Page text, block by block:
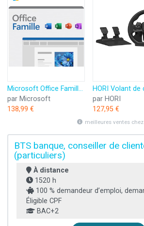
Microsoft Office Famille 2024 | Code d'activation envoyé par email
par Microsoft
138,99 €
par HORI
127,95 €
meilleures ventes
BTS banque, conseiller de
(particuliers)
À distance
1520 h
100 % demandeur d’emploi,
Éligible CPF
BAC+2